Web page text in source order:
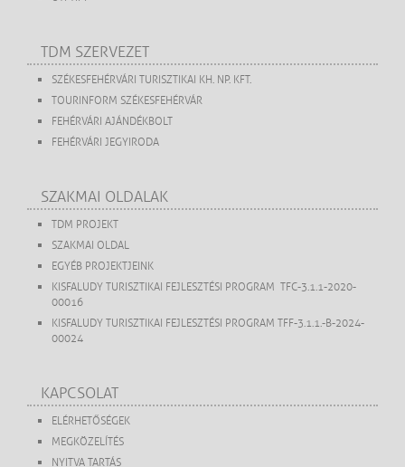
TDM SZERVEZET
SZÉKESFEHÉRVÁRI TURISZTIKAI KH. NP. KFT.
TOURINFORM SZÉKESFEHÉRVÁR
FEHÉRVÁRI AJÁNDÉKBOLT
FEHÉRVÁRI JEGYIRODA
SZAKMAI OLDALAK
TDM PROJEKT
SZAKMAI OLDAL
EGYÉB PROJEKTJEINK
KISFALUDY TURISZTIKAI FEJLESZTÉSI PROGRAM TFC-3.1.1-2020-
00016
KISFALUDY TURISZTIKAI FEJLESZTÉSI PROGRAM TFF-3.1.1.-B-2024-
00024
KAPCSOLAT
ELÉRHETŐSÉGEK
MEGKÖZELÍTÉS
NYITVA TARTÁS